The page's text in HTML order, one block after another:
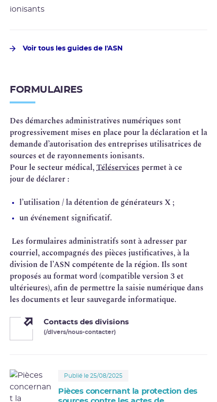
Voir tous les guides de l'ASN
FORMULAIRES
Des démarches administratives numériques sont
progressivement mises en place pour la déclaration et la
demande d’autorisation des entreprises utilisatrices de
sources et de rayonnements ionisants.
Pour le secteur médical,Téléservices permet à ce
jour de déclarer :
l’utilisation / la détention de générateurs X ;
un événement significatif.
Les formulaires administratifs sont à adresser par
courriel, accompagnés des pièces justificatives, à la
division de l’ASN compétente de la région. Ils sont
proposés au format word (compatible version 3 et
ultérieures), afin de permettre la saisie numérique dans
les documents et leur sauvegarde informatique.
Contacts des divisions
(/divers/nous-contacter)
Publié le 25/08/2025
Pièces concernant la protection des